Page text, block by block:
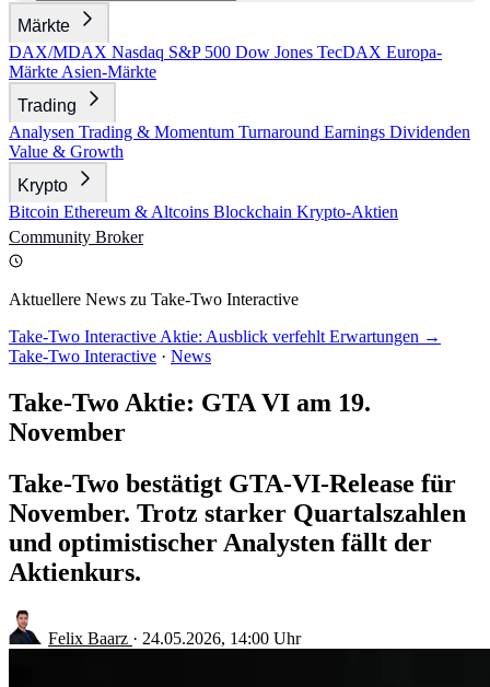
Märkte
DAX/MDAX Nasdaq S&P 500 Dow Jones TecDAX Europa-
Märkte Asien-Märkte
Trading
Analysen Trading & Momentum Turnaround Earnings Dividenden
Value & Growth
Krypto
Bitcoin Ethereum & Altcoins Blockchain Krypto-Aktien
Community Broker
Aktuellere News zu Take-Two Interactive
Take-Two Interactive Aktie: Ausblick verfehlt Erwartungen →
Take-Two Interactive · News
Take-Two Aktie: GTA VI am 19.
November
Take-Two bestätigt GTA-VI-Release für
November. Trotz starker Quartalszahlen
und optimistischer Analysten fällt der
Aktienkurs.
Felix Baarz · 24.05.2026, 14:00 Uhr